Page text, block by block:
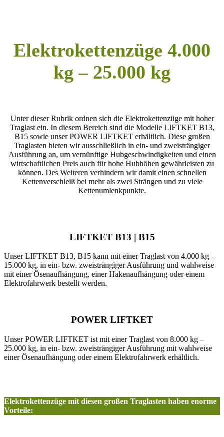
Elektrokettenzüge 4.000
kg – 25.000 kg
Unter dieser Rubrik ordnen sich die Elektrokettenzüge mit hoher
Traglast ein. In diesem Bereich sind die Modelle LIFTKET B13,
B15 sowie unser POWER LIFTKET erhältlich. Diese großen
Traglasten bieten wir ausschließlich in ein- und zweisträngiger
Ausführung an, um vernünftige Hubgeschwindigkeiten und einen
wirtschaftlichen Preis auch für hohe Hubhöhen gewährleisten zu
können. Des Weiteren verhindern wir damit einen schnellen
Kettenverschleiß bei mehr als zwei Strängen und zu viele
Kettenumlenkpunkte.
LIFTKET B13 | B15
Unser LIFTKET B13, B15 kann mit einer Traglast von 4.000 kg –
15.000 kg, in ein- bzw. zweisträngiger Ausführung und wahlweise
mit einer Ösenaufhängung, einer Hakenaufhängung oder einem
Elektrofahrwerk bestellt werden.
POWER LIFTKET
Unser POWER LIFTKET ist mit einer Traglast von 8.000 kg –
25.000 kg, in ein- bzw. zweisträngiger Ausführung mit wahlweise
einer Ösenaufhängung oder einem Elektrofahrwerk erhältlich.
Elektrokettenzüge mit diesen großen Traglasten haben enorme
Vorteile: